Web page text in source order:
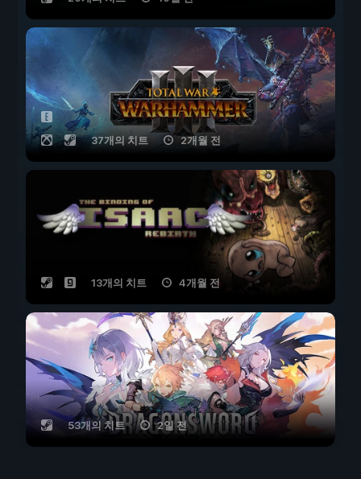
37개의 치트 2개월 전
13개의 치트 4개월 전
53개의 치트 2일 전